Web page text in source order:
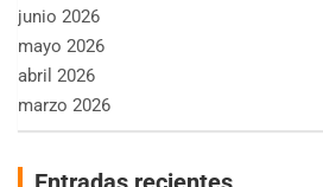
junio 2026
mayo 2026
abril 2026
marzo 2026